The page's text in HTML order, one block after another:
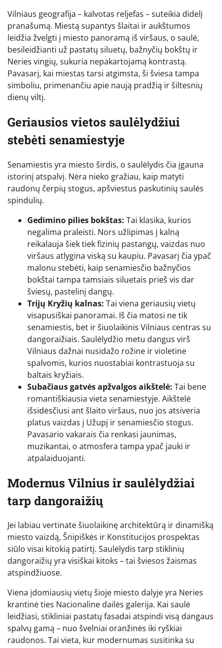
Vilniaus geografija – kalvotas reljefas – suteikia didelį
pranašumą. Miestą supantys šlaitai ir aukštumos
leidžia žvelgti į miesto panoramą iš viršaus, o saulė,
besileidžianti už pastatų siluetų, bažnyčių bokštų ir
Neries vingių, sukuria nepakartojamą kontrastą.
Pavasarį, kai miestas tarsi atgimsta, ši šviesa tampa
simboliu, primenančiu apie naują pradžią ir šiltesnių
dienų viltį.
Geriausios vietos saulėlydžiui
stebėti senamiestyje
Senamiestis yra miesto širdis, o saulėlydis čia įgauna
istorinį atspalvį. Nėra nieko gražiau, kaip matyti
raudonų čerpių stogus, apšviestus paskutinių saulės
spindulių.
Gedimino pilies bokštas: Tai klasika, kurios
negalima praleisti. Nors užlipimas į kalną
reikalauja šiek tiek fizinių pastangų, vaizdas nuo
viršaus atlygina viską su kaupiu. Pavasarį čia ypač
malonu stebėti, kaip senamiesčio bažnyčios
bokštai tampa tamsiais siluetais prieš vis dar
šviesų, pastelinį dangų.
Trijų Kryžių kalnas: Tai viena geriausių vietų
visapusiškai panoramai. Iš čia matosi ne tik
senamiestis, bet ir šiuolaikinis Vilniaus centras su
dangoraižiais. Saulėlydžio metu dangus virš
Vilniaus dažnai nusidažo rožine ir violetine
spalvomis, kurios nuostabiai kontrastuoja su
baltais kryžiais.
Subačiaus gatvės apžvalgos aikštelė: Tai bene
romantiškiausia vieta senamiestyje. Aikštelė
išsidėsčiusi ant šlaito viršaus, nuo jos atsiveria
platus vaizdas į Užupį ir senamiesčio stogus.
Pavasario vakarais čia renkasi jaunimas,
muzikantai, o atmosfera tampa ypač jauki ir
atpalaiduojanti.
Modernus Vilnius ir saulėlydžiai
tarp dangoraižių
Jei labiau vertinate šiuolaikinę architektūrą ir dinamišką
miesto vaizdą, Šnipiškės ir Konstitucijos prospektas
siūlo visai kitokią patirtį. Saulėlydis tarp stiklinių
dangoraižių yra visiškai kitoks – tai šviesos žaismas
atspindžiuose.
Viena įdomiausių vietų šioje miesto dalyje yra Neries
krantinė ties Nacionaline dailės galerija. Kai saulė
leidžiasi, stikliniai pastatų fasadai atspindi visą dangaus
spalvų gamą – nuo švelniai oranžinės iki ryškiai
raudonos. Tai vieta, kur modernumas susitinka su